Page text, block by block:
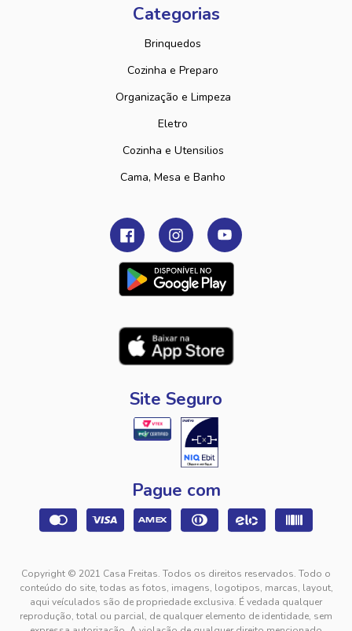
Categorias
Brinquedos
Cozinha e Preparo
Organização e Limpeza
Eletro
Cozinha e Utensilios
Cama, Mesa e Banho
Site Seguro
Pague com
Copyright © 2021 Casa Freitas. Todos os direitos reservados. Todo o
conteúdo do site, todas as fotos, imagens, logotipos, marcas, layout,
aqui veículados são de propriedade exclusiva. É vedada qualquer
reprodução, total ou parcial, de qualquer elemento de identidade, sem